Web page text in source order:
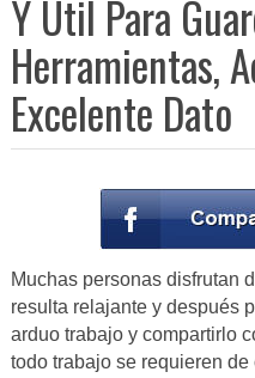
Y Útil Para
Herramientas,
Excelente Dato
Muchas personas disfrutan
resulta relajante y después
arduo trabajo y compartirlo
todo trabajo se requieren